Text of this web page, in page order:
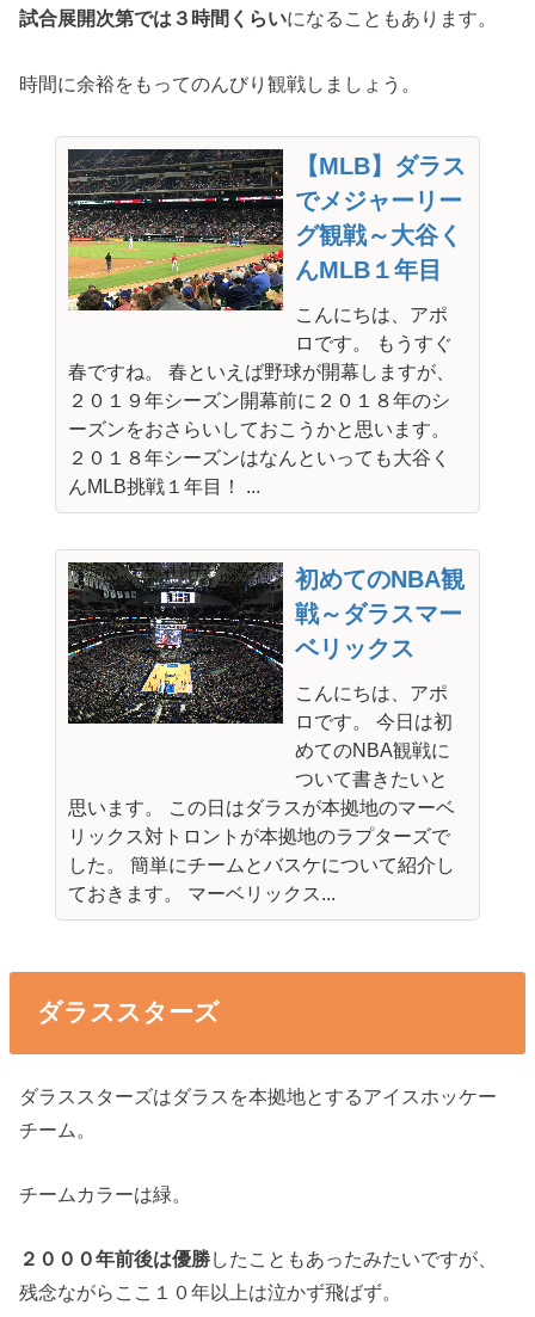
試合展開次第では３時間くらいになることもあります。
時間に余裕をもってのんびり観戦しましょう。
【MLB】ダラス
でメジャーリー
グ観戦～大谷く
んMLB１年目
こんにちは、アポ
ロです。 もうすぐ
春ですね。 春といえば野球が開幕しますが、
２０１９年シーズン開幕前に２０１８年のシ
ーズンをおさらいしておこうかと思います。
２０１８年シーズンはなんといっても大谷く
んMLB挑戦１年目！ ...
初めてのNBA観
戦～ダラスマー
ベリックス
こんにちは、アポ
ロです。 今日は初
めてのNBA観戦に
ついて書きたいと
思います。 この日はダラスが本拠地のマーベ
リックス対トロントが本拠地のラプターズで
した。 簡単にチームとバスケについて紹介し
ておきます。 マーベリックス...
ダラススターズ
ダラススターズはダラスを本拠地とするアイスホッケー
チーム。
チームカラーは緑。
２０００年前後は優勝したこともあったみたいですが、
残念ながらここ１０年以上は泣かず飛ばず。